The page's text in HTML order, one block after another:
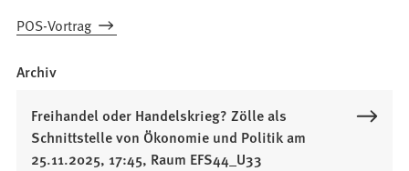
POS-Vortrag
Archiv
Freihandel oder Handelskrieg? Zölle als
Schnittstelle von Ökonomie und Politik am
25.11.2025, 17:45, Raum EFS44_U33